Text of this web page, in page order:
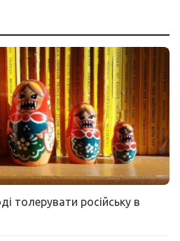
толерувати російську в